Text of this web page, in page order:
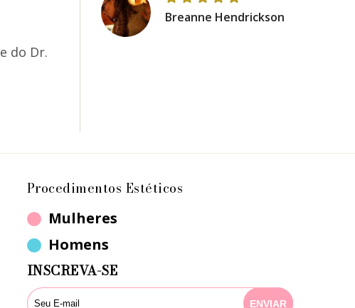
do Dr.
Breanne Hendrickson
Procedimentos Estéticos
Mulheres
Homens
INSCREVA-SE